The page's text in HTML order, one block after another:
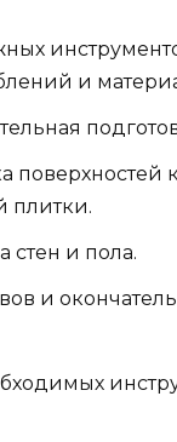
и
поверхностей
плитки.
стен и пола.
и